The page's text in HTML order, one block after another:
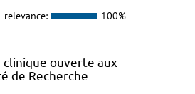
relevance: 100%
ouverte aux
de Recherche